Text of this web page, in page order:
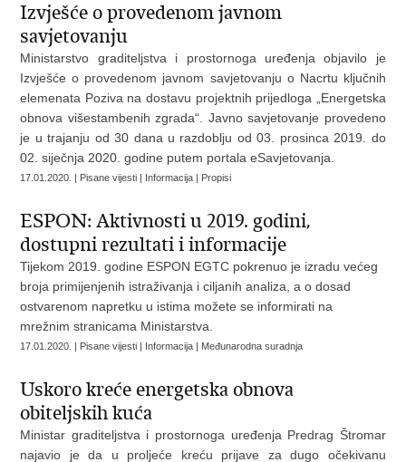
Izvješće o provedenom javnom
savjetovanju
Ministarstvo graditeljstva i prostornoga uređenja objavilo je
Izvješće o provedenom javnom savjetovanju o Nacrtu ključnih
elemenata Poziva na dostavu projektnih prijedloga „Energetska
obnova višestambenih zgrada“. Javno savjetovanje provedeno
je u trajanju od 30 dana u razdoblju od 03. prosinca 2019. do
02. siječnja 2020. godine putem portala eSavjetovanja.
17.01.2020. | Pisane vijesti | Informacija | Propisi
ESPON: Aktivnosti u 2019. godini,
dostupni rezultati i informacije
Tijekom 2019. godine ESPON EGTC pokrenuo je izradu većeg
broja primijenjenih istraživanja i ciljanih analiza, a o dosad
ostvarenom napretku u istima možete se informirati na
mrežnim stranicama Ministarstva.
17.01.2020. | Pisane vijesti | Informacija | Međunarodna suradnja
Uskoro kreće energetska obnova
obiteljskih kuća
Ministar graditeljstva i prostornoga uređenja Predrag Štromar
najavio je da u proljeće kreću prijave za dugo očekivanu